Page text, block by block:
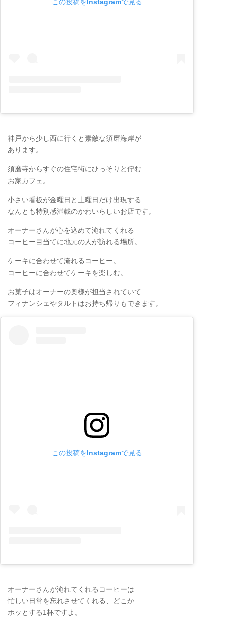
神戸から少し西に行くと素敵な須磨海岸が
あります。
須磨寺からすぐの住宅街にひっそりと佇む
お家カフェ。
小さい看板が金曜日と土曜日だけ出現する
なんとも特別感満載のかわいらしいお店です。
オーナーさんが心を込めて淹れてくれる
コーヒー目当てに地元の人が訪れる場所。
ケーキに合わせて淹れるコーヒー。
コーヒーに合わせてケーキを楽しむ。
お菓子はオーナーの奥様が担当されていて
フィナンシェやタルトはお持ち帰りもできます。
この投稿をInstagramで見る
オーナーさんが淹れてくれるコーヒーは
忙しい日常を忘れさせてくれる、どこか
ホッとする1杯ですよ。